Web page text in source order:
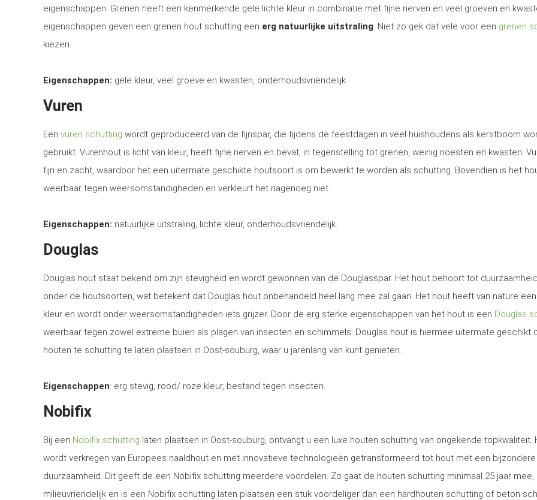
eigenschappen. Grenen heeft een kenmerkende gele lichte kleur in combinatie met fijne nerven en veel groeven en
eigenschappen geven een grenen hout schutting een erg natuurlijke uitstraling. Niet zo gek dat vele voor een grenen
kiezen.
Eigenschappen: gele kleur, veel groeve en kwasten, onderhoudsvriendelijk.
Vuren
Een vuren schutting wordt geproduceerd van de fijnspar, die tijdens de feestdagen in veel huishoudens als kerstboom
gebruikt. Vurenhout is licht van kleur, heeft fijne nerven en bevat, in tegenstelling tot grenen, weinig noesten en kwasten.
fijn en zacht, waardoor het een uitermate geschikte houtsoort is om bewerkt te worden als schutting. Bovendien is het
weerbaar tegen weersomstandigheden en verkleurt het nagenoeg niet.
Eigenschappen: natuurlijke uitstraling, lichte kleur, onderhoudsvriendelijk.
Douglas
Douglas hout staat bekend om zijn stevigheid en wordt gewonnen van de Douglasspar. Het hout behoort tot
onder de houtsoorten, wat betekent dat Douglas hout onbehandeld heel lang mee zal gaan. Het hout heeft van nature
kleur en wordt onder weersomstandigheden iets grijzer. Door de erg sterke eigenschappen van het hout is een Douglas
weerbaar tegen zowel extreme buien als plagen van insecten en schimmels. Douglas hout is hiermee uitermate geschikt
houten te schutting te laten plaatsen in Oost-souburg, waar u jarenlang van kunt genieten.
Eigenschappen: erg stevig, rood/ roze kleur, bestand tegen insecten.
Nobifix
Bij een Nobifix schutting laten plaatsen in Oost-souburg, ontvangt u een luxe houten schutting van ongekende topkwaliteit.
wordt verkregen van Europees naaldhout en met innovatieve technologieën getransformeerd tot hout met een
duurzaamheid. Dit geeft de een Nobifix schutting meerdere voordelen. Zo gaat de houten schutting minimaal 25 jaar mee,
milieuvriendelijk en is een Nobifix schutting laten plaatsen een stuk voordeliger dan een hardhouten schutting of beton